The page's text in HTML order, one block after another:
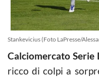
Stankevicius (Foto LaPresse/
Calciomercato Serie
ricco di colpi a